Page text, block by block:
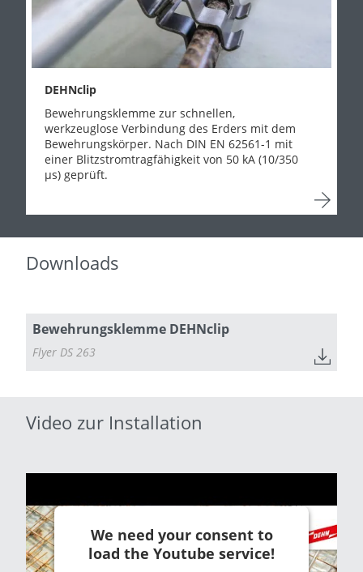
DEHNclip
Bewehrungsklemme zur schnellen,
werkzeuglose Verbindung des Erders mit dem
Bewehrungskörper. Nach DIN EN 62561-1 mit
einer Blitzstromtragfähigkeit von 50 kA (10/350
µs) geprüft.
Downloads
Bewehrungsklemme DEHNclip
Flyer DS 263
Video zur Installation
We need your consent to
load the Youtube service!